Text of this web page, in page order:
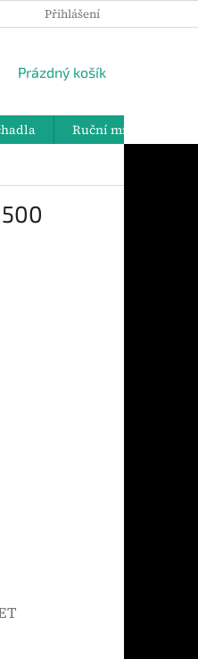
DOPRAVA A PLATBY
Přihlášení
NÁKUPNÍ
Prázdný košík
Ruční míchadla